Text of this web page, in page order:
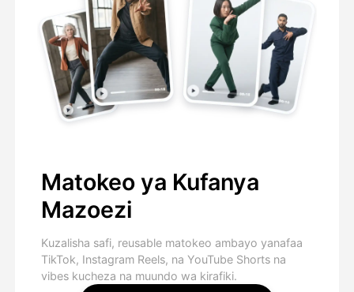
Matokeo ya Kufanya
Mazoezi
Kuzalisha safi, reusable matokeo ambayo yanafaa
TikTok, Instagram Reels, na YouTube Shorts na
vibes kucheza na muundo wa kirafiki.